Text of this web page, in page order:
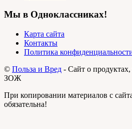
Мы в Одноклассниках!
Карта сайта
Контакты
Политика
© Польза и Вред - Сайт о
ЗОЖ
При копировании материалов с
обязательна!